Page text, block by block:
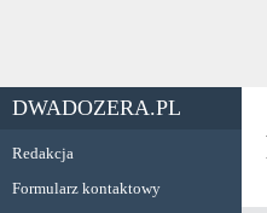
DWADOZERA.PL
Redakcja
Formularz kontaktowy